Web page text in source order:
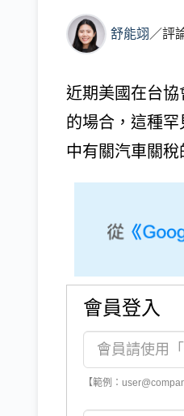
舒能翊 ／評
近期美國在台
的場合，這種罕
中有關汽車關稅
會員登入
【範例：